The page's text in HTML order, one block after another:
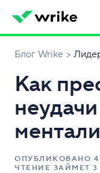
Блог Wrike
Как
ОПУБЛИКОВАНО
ЧТЕНИЕ ЗАЙМЕТ